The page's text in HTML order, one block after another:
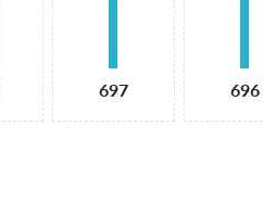
697 696